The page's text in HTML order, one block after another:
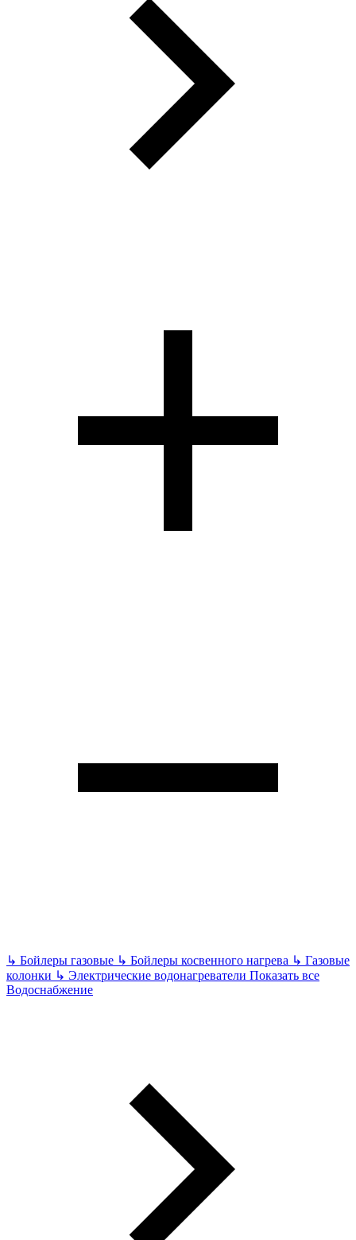
↳ Бойлеры газовые ↳ Бойлеры косвенного нагрева ↳ Газовые
колонки ↳ Электрические водонагреватели Показать все
Водоснабжение